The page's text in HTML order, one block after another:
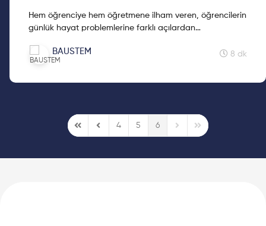
Hem öğrenciye hem öğretmene ilham veren, öğrencilerin
günlük hayat problemlerine farklı açılardan
ilgili ayrıntılı bilgi için okumaya devam et!
BAUSTEM 8 dk
First PagePrevious Page
4 5 6
Next PageLast Page